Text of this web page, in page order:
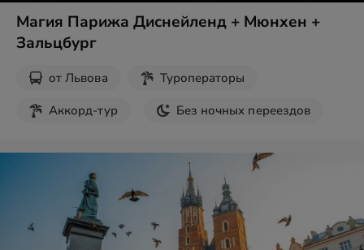
Магия Парижа Диснейленд + Мюнхен +
Зальцбург
от Львова
Туроператоры
Аккорд-тур
Без ночных переездов